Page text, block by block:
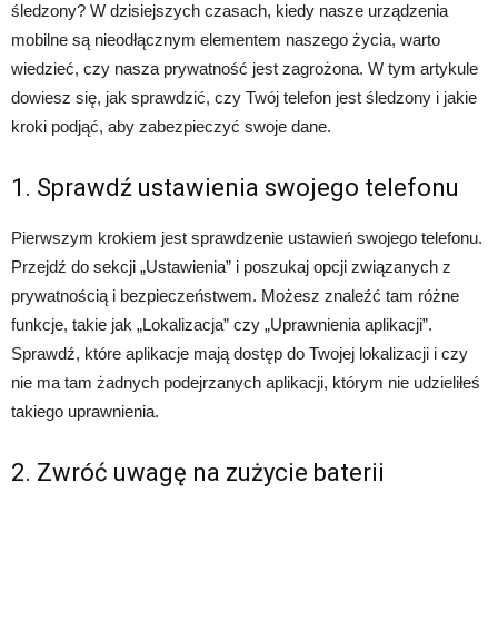
śledzony? W dzisiejszych czasach, kiedy nasze urządzenia
mobilne są nieodłącznym elementem naszego życia, warto
wiedzieć, czy nasza prywatność jest zagrożona. W tym artykule
dowiesz się, jak sprawdzić, czy Twój telefon jest śledzony i jakie
kroki podjąć, aby zabezpieczyć swoje dane.
1. Sprawdź ustawienia swojego telefonu
Pierwszym krokiem jest sprawdzenie ustawień swojego telefonu.
Przejdź do sekcji „Ustawienia” i poszukaj opcji związanych z
prywatnością i bezpieczeństwem. Możesz znaleźć tam różne
funkcje, takie jak „Lokalizacja” czy „Uprawnienia aplikacji”.
Sprawdź, które aplikacje mają dostęp do Twojej lokalizacji i czy
nie ma tam żadnych podejrzanych aplikacji, którym nie udzieliłeś
takiego uprawnienia.
2. Zwróć uwagę na zużycie baterii